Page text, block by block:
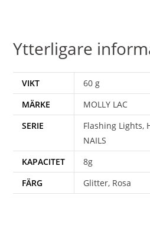
Ytterligare
VIKT
60 g
MÄRKE
MOLLY LAC
SERIE
Flashing Lights,
NAILS
KAPACITET
8g
FÄRG
Glitter, Rosa